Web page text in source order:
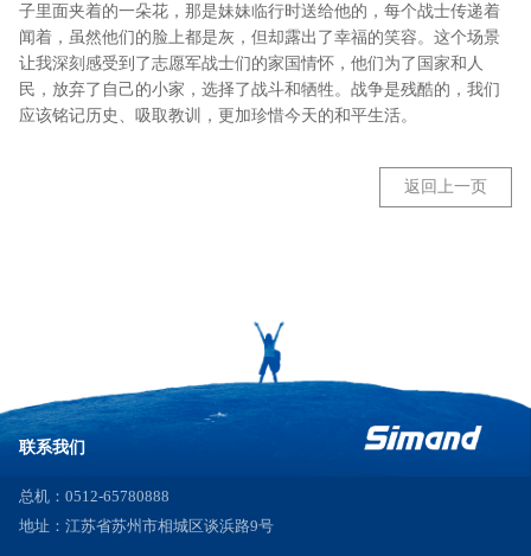
子里面夹着的一朵花，那是妹妹临行时送给他的，每个战士传递着
闻着，虽然他们的脸上都是灰，但却露出了幸福的笑容。这个场景
让我深刻感受到了志愿军战士们的家国情怀，他们为了国家和人
民，放弃了自己的小家，选择了战斗和牺牲。战争是残酷的，我们
应该铭记历史、吸取教训，更加珍惜今天的和平生活。
返回上一页
联系我们
总机：0512-65780888
地址：江苏省苏州市相城区谈浜路9号